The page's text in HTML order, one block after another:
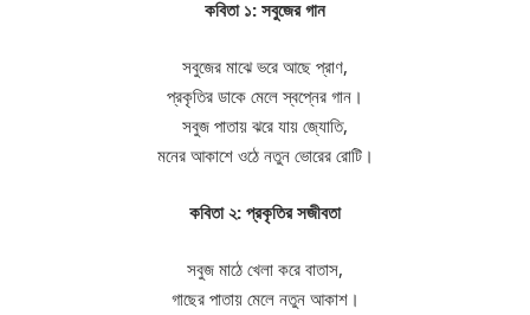
কবিতা ১: সবুজের গান
সবুজের মাঝে ভরে আছে প্রাণ,
প্রকৃতির ডাকে মেলে স্বপ্নের গান।
সবুজ পাতায় ঝরে যায় জ্যোতি,
মনের আকাশে ওঠে নতুন ভোরের রোটি।
কবিতা ২: প্রকৃতির সজীবতা
সবুজ মাঠে খেলা করে বাতাস,
গাছের পাতায় মেলে নতুন আকাশ।